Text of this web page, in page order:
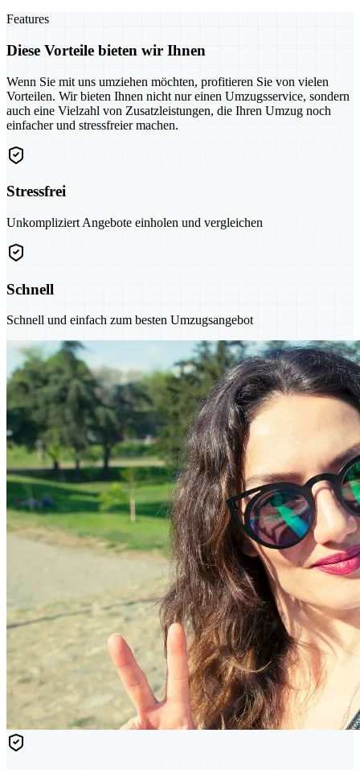
Features
Diese Vorteile bieten wir Ihnen
Wenn Sie mit uns umziehen möchten, profitieren Sie von vielen
Vorteilen. Wir bieten Ihnen nicht nur einen Umzugsservice, sondern
auch eine Vielzahl von Zusatzleistungen, die Ihren Umzug noch
einfacher und stressfreier machen.
Stressfrei
Unkompliziert Angebote einholen und vergleichen
Schnell
Schnell und einfach zum besten Umzugsangebot